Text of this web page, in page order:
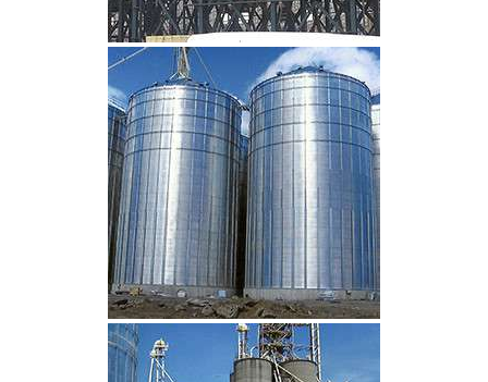
CLIQUEZ POUR AGRANDIR
CLIQUEZ POUR AGRANDIR